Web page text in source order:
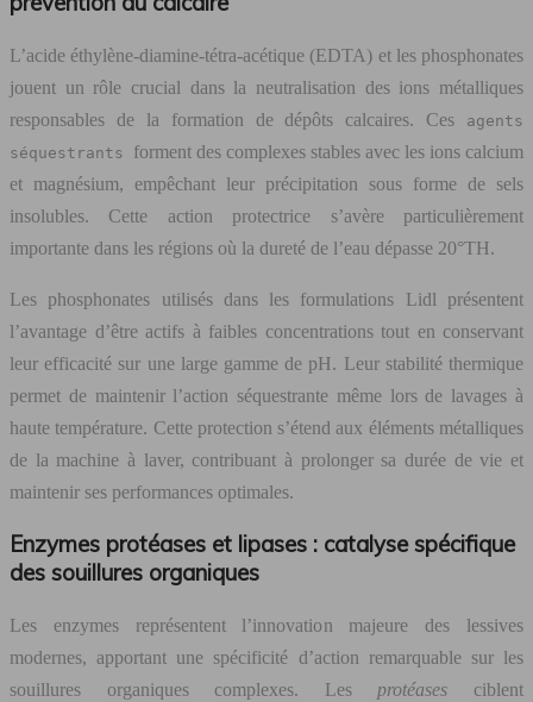
L’acide éthylène-diamine-tétra-acétique (EDTA) et les phosphonates
jouent un rôle crucial dans la neutralisation des ions métalliques
responsables de la formation de dépôts calcaires. Ces
agents
séquestrants forment des complexes stables avec les ions calcium
et magnésium, empêchant leur précipitation sous forme de sels
insolubles. Cette action protectrice s’avère particulièrement
importante dans les régions où la dureté de l’eau dépasse 20°TH.
Les phosphonates utilisés dans les formulations Lidl présentent
l’avantage d’être actifs à faibles concentrations tout en conservant
leur efficacité sur une large gamme de pH. Leur stabilité thermique
permet de maintenir l’action séquestrante même lors de lavages à
haute température. Cette protection s’étend aux éléments métalliques
de la machine à laver, contribuant à prolonger sa durée de vie et
maintenir ses performances optimales.
Enzymes protéases et lipases : catalyse spécifique
des souillures organiques
Les enzymes représentent l’innovation majeure des lessives
modernes, apportant une spécificité d’action remarquable sur les
souillures organiques complexes. Les protéases ciblent